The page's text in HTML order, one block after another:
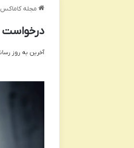
مجله کاماکس
درخواست
آخرین به روز رسانی: 26/